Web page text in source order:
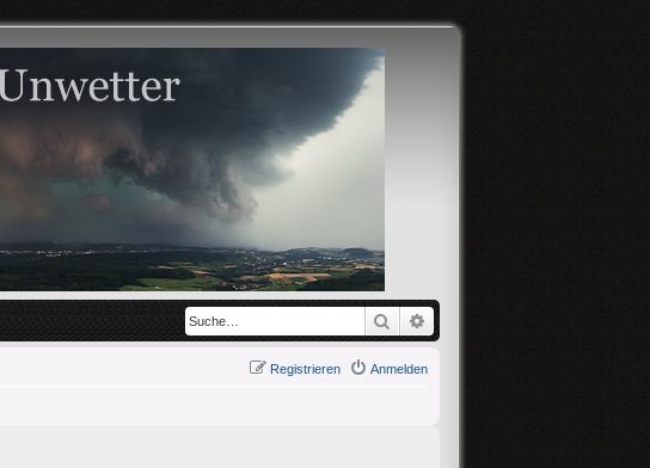
Suche
Anmelden
Registrieren